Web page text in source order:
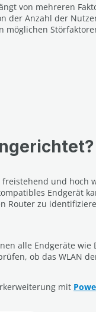
von mehreren
der Anzahl der
möglichen
und
Endgerät
Router zu
alle Endgeräte
ob das WLAN
mit